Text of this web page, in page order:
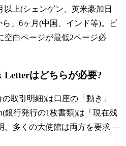
上(シェンゲン、英米豪加日
」6ヶ月(中国、インド等)。ビ
空白ページが最低2ページ必
Letterはどちらが必要?
の取引明細)は口座の「動き」
銀行発行の1枚書類)は「現在残
。多くの大使館は両方を要求 —